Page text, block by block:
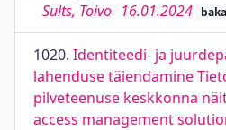
Sults, Toivo 16.01.2024
1020. Identiteedi- ja
lahenduse täiendamine
pilveteenuse keskkonna
access management